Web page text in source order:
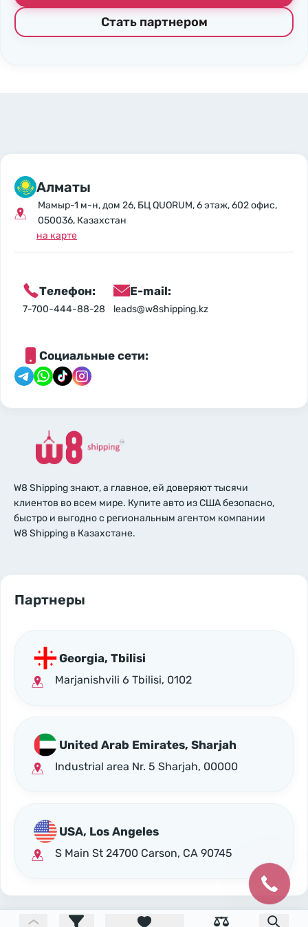
Стать партнером
Алматы
Мамыр-1 м-н, дом 26, БЦ QUORUM, 6 этаж, 602 офис,
050036, Казахстан
на карте
Телефон:
7-700-444-88-28
E-mail:
leads@w8shipping.kz
Социальные сети:
W8 Shipping знают, а главное, ей доверяют тысячи
клиентов во всем мире. Купите авто из США безопасно,
быстро и выгодно с региональным агентом компании
W8 Shipping в Казахстане.
Партнеры
Georgia, Tbilisi
Marjanishvili 6 Tbilisi, 0102
United Arab Emirates, Sharjah
Industrial area Nr. 5 Sharjah, 00000
USA, Los Angeles
S Main St 24700 Carson, CA 90745